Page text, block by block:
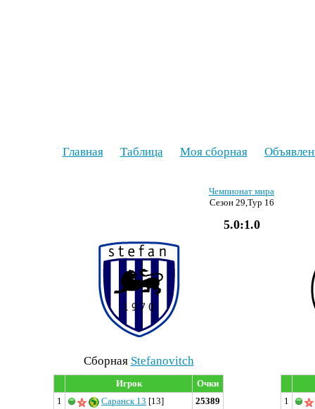
Главная Таблица Моя сборная
Чемпионат мира
Сезон 29,Тур 16
5.0:1.0
Cборная Stefanovitch
Игрок
Очки
1
Саранск 13 [13] 25389 1